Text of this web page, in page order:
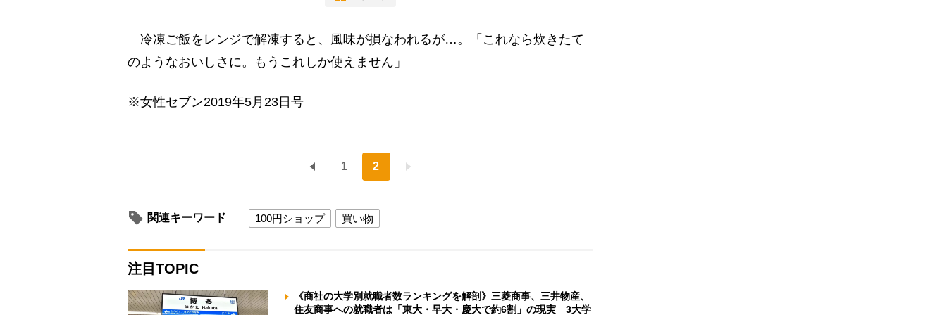
冷凍ご飯をレンジで解凍すると、風味が損なわれるが…。「これなら炊きたて
のようなおいしさに。もうこれしか使えません」
※女性セブン2019年5月23日号
1 2
関連キーワード 100円ショップ 買い物
注目TOPIC
《商社の大学別就職者数ランキングを解剖》三菱商事、三井物産、
住友商事への就職者は「東大・早大・慶大で約6割」の現実 3大学